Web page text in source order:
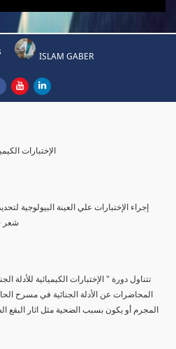
ISLAM GABER
الإختبارات
شعر
تتناول دورة " الإختبارات الكيميائية
المحاضرات عن الأدلة الجنائية في مسرح
المجرم أو يكون بسبب الضحية مثل اثار البقع